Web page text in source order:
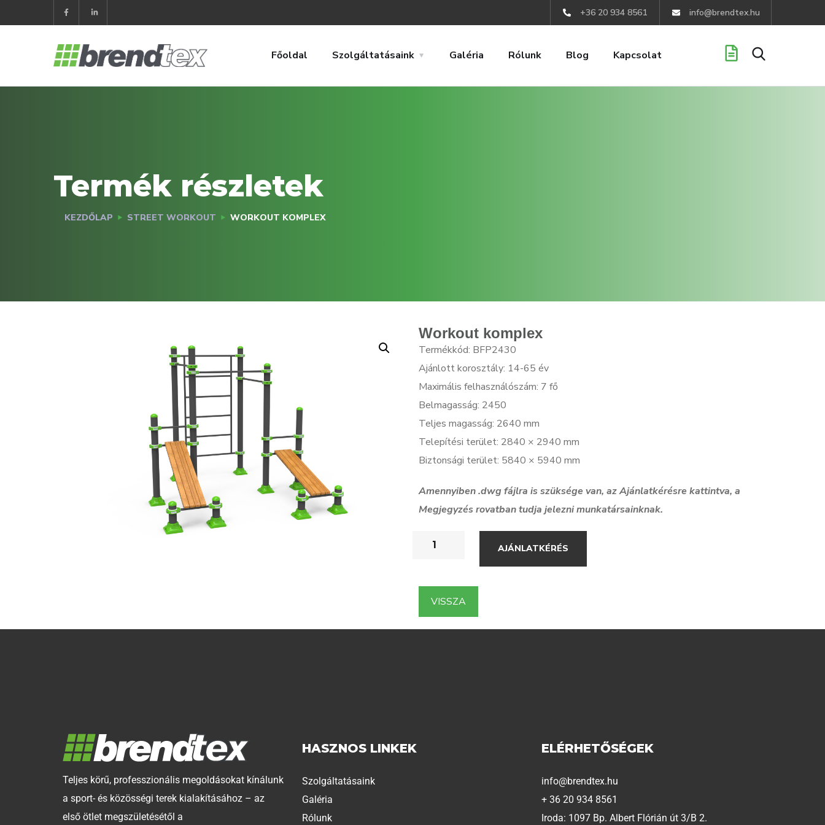
+36 20 934 8561 info@brendtex.hu
Főoldal Szolgáltatásaink Galéria Rólunk Blog Kapcsolat
Termék részletek
KEZDŐLAP STREET WORKOUT WORKOUT KOMPLEX
Workout komplex
Termékkód: BFP2430
Ajánlott korosztály: 14-65 év
Maximális felhasználószám: 7 fő
Belmagasság: 2450
Teljes magasság: 2640 mm
Telepítési terület: 2840 × 2940 mm
Biztonsági terület: 5840 × 5940 mm
Amennyiben .dwg fájlra is szüksége van, az Ajánlatkérésre kattintva, a
Megjegyzés rovatban tudja jelezni munkatársainknak.
AJÁNLATKÉRÉS
VISSZA
Teljes körű, professzionális megoldásokat kínálunk
a sport- és közösségi terek kialakításához – az
első ötlet megszületésétől a
HASZNOS LINKEK
Szolgáltatásaink
Galéria
Rólunk
ELÉRHETŐSÉGEK
info@brendtex.hu
+ 36 20 934 8561
Iroda: 1097 Bp. Albert Flórián út 3/B 2.